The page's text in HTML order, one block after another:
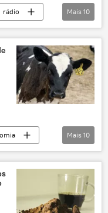
rádio
tubarão
Mais 10
bovina
Mais 10